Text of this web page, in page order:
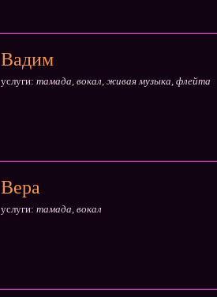
Вадим
услуги: тамада, вокал, живая музыка, флейта
Вера
услуги: тамада, вокал